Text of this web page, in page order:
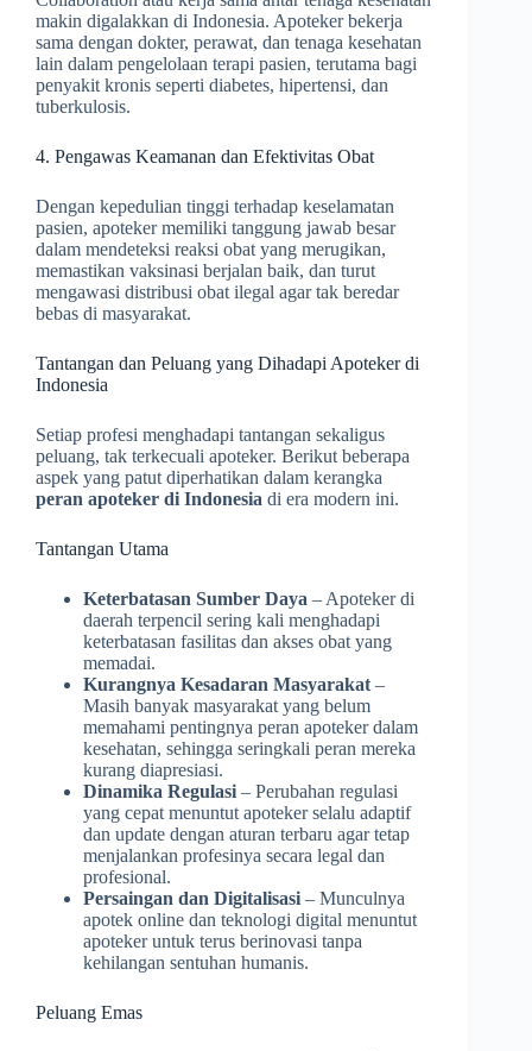
makin digalakkan di Indonesia. Apoteker bekerja
sama dengan dokter, perawat, dan tenaga kesehatan
lain dalam pengelolaan terapi pasien, terutama bagi
penyakit kronis seperti diabetes, hipertensi, dan
tuberkulosis.
4. Pengawas Keamanan dan Efektivitas Obat
Dengan kepedulian tinggi terhadap keselamatan
pasien, apoteker memiliki tanggung jawab besar
dalam mendeteksi reaksi obat yang merugikan,
memastikan vaksinasi berjalan baik, dan turut
mengawasi distribusi obat ilegal agar tak beredar
bebas di masyarakat.
Tantangan dan Peluang yang Dihadapi Apoteker di
Indonesia
Setiap profesi menghadapi tantangan sekaligus
peluang, tak terkecuali apoteker. Berikut beberapa
aspek yang patut diperhatikan dalam kerangka
peran apoteker di Indonesia di era modern ini.
Tantangan Utama
Keterbatasan Sumber Daya – Apoteker di
daerah terpencil sering kali menghadapi
keterbatasan fasilitas dan akses obat yang
memadai.
Kurangnya Kesadaran Masyarakat –
Masih banyak masyarakat yang belum
memahami pentingnya peran apoteker dalam
kesehatan, sehingga seringkali peran mereka
kurang diapresiasi.
Dinamika Regulasi – Perubahan regulasi
yang cepat menuntut apoteker selalu adaptif
dan update dengan aturan terbaru agar tetap
menjalankan profesinya secara legal dan
profesional.
Persaingan dan Digitalisasi – Munculnya
apotek online dan teknologi digital menuntut
apoteker untuk terus berinovasi tanpa
kehilangan sentuhan humanis.
Peluang Emas